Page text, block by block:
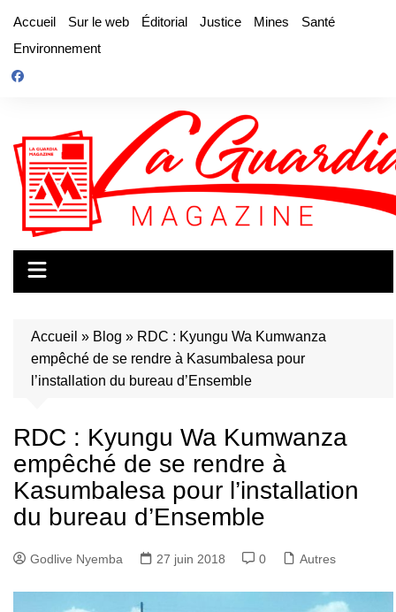
contenu
Accueil Sur le web Éditorial Justice Mines
Santé
Environnement
Accueil » Blog » RDC : Kyungu Wa Kumwanza
empêché de se rendre à Kasumbalesa pour
l’installation du bureau d’Ensemble
RDC : Kyungu Wa Kumwanza
empêché de se rendre à
Kasumbalesa pour l’installation
du bureau d’Ensemble
Godlive Nyemba 27 juin 2018 0 Autres